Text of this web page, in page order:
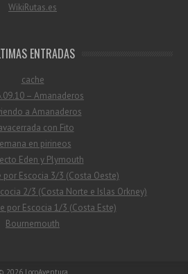
WikiRutas.es
ENTRADAS
cache
– Amanaderos
a Amanaderos
con Fito
en pirineos
Eden y Plymouth
por Escocia 3/3 (Costa Oeste)
2/3 (Costa Norte e Islas Orkney)
por Escocia 1/3 (Costa Este)
Bournemouth
2026 LocoAventura